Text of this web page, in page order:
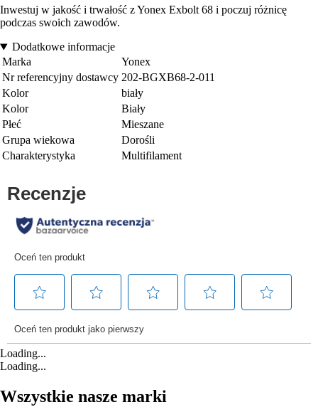
Inwestuj w jakość i trwałość z Yonex Exbolt 68 i poczuj różnicę
podczas swoich zawodów.
Dodatkowe informacje
Marka
Yonex
Nr referencyjny dostawcy 202-BGXB68-2-011
Kolor
biały
Kolor
Biały
Płeć
Mieszane
Grupa wiekowa
Dorośli
Charakterystyka
Multifilament
Loading...
Loading...
Wszystkie nasze marki